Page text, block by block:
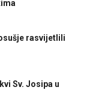
rasvijetlili
Sv. Josipa u